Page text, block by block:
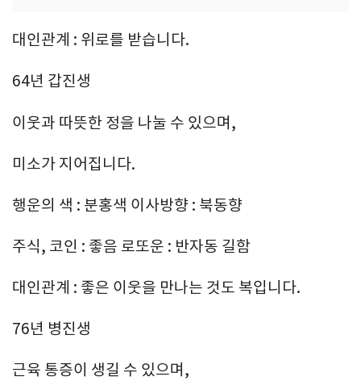
대인관계 : 위로를 받습니다.
64년 갑진생
이웃과 따뜻한 정을 나눌 수 있으며,
미소가 지어집니다.
행운의 색 : 분홍색 이사방향 : 북동향
주식, 코인 : 좋음 로또운 : 반자동 길함
대인관계 : 좋은 이웃을 만나는 것도 복입니다.
76년 병진생
근육 통증이 생길 수 있으며,